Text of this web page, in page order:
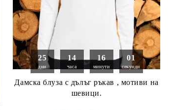
25
дни
14
часа
16
минути
00
секунди
Дамска блуза с дълъг ръкав , мотиви на
шевици.